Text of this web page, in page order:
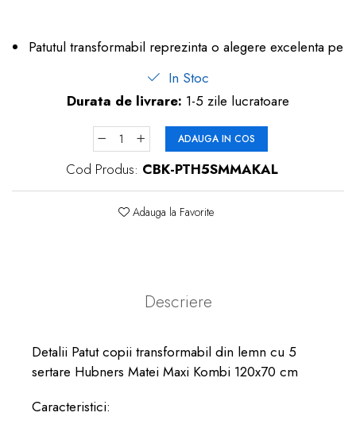
Patutul transformabil reprezinta o alegere excelenta pe
In Stoc
Durata de livrare: 1-5 zile lucratoare
ADAUGA IN COS
Cod Produs: CBK-PTH5SMMAKAL
Adauga la Favorite
Descriere
Detalii Patut copii transformabil din lemn cu 5
sertare Hubners Matei Maxi Kombi 120x70 cm
Caracteristici: